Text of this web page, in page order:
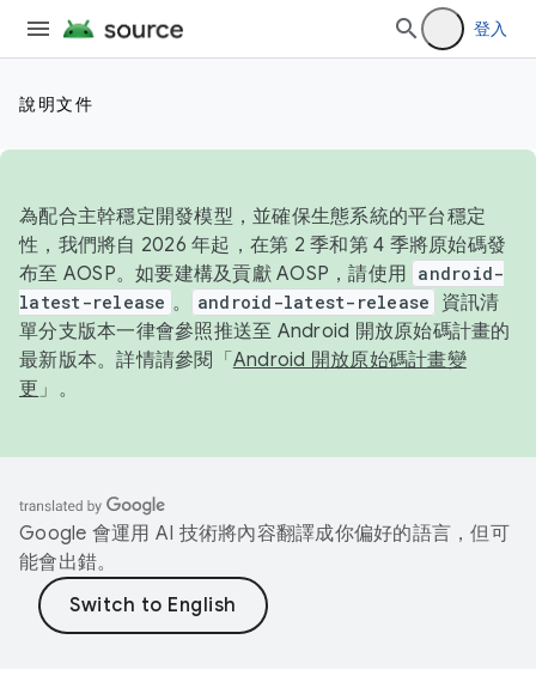
登入
說明文件
為配合主幹穩定開發模型，並確保生態系統的平台穩定
性，我們將自 2026 年起，在第 2 季和第 4 季將原始碼發
布至 AOSP。如要建構及貢獻 AOSP，請使用 android-
latest-release 。 android-latest-release
資訊清
單分支版本一律會參照推送至 Android 開放原始碼計畫的
最新版本。詳情請參閱「 Android 開放原始碼計畫變
更 」。
Google 會運用 AI 技術將內容翻譯成你偏好的語言，但可
能會出錯。